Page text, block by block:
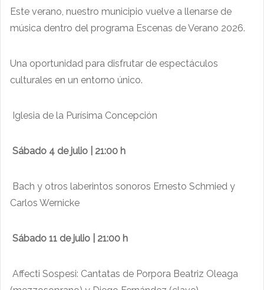
Este verano, nuestro municipio vuelve a llenarse de
música dentro del programa Escenas de Verano 2026.
Una oportunidad para disfrutar de espectáculos
culturales en un entorno único.
Iglesia de la Purísima Concepción
Sábado 4 de julio | 21:00 h
Bach y otros laberintos sonoros Ernesto Schmied y
Carlos Wernicke
Sábado 11 de julio | 21:00 h
Affecti Sospesi: Cantatas de Porpora Beatriz Oleaga